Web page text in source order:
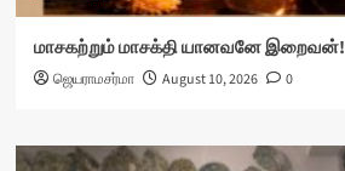
மாசகற்றும் மாசக்தி யானவனே இறைவன்!
ஜெயராமசர்மா August 10, 2026 0